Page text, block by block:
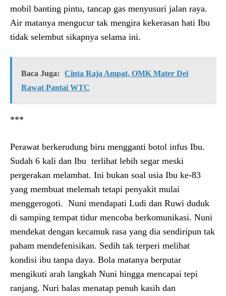
mobil banting pintu, tancap gas menyusuri jalan raya.
Air matanya mengucur tak mengira kekerasan hati Ibu
tidak selembut sikapnya selama ini.
Baca Juga:
Cinta Raja Ampat, OMK Mater Dei
Rawat Pantai WTC
***
Perawat berkerudung biru mengganti botol infus Ibu.
Sudah 6 kali dan Ibu terlihat lebih segar meski
pergerakan melambat. Ini bukan soal usia Ibu ke-83
yang membuat melemah tetapi penyakit mulai
menggerogoti. Nuni mendapati Ludi dan Ruwi duduk
di samping tempat tidur mencoba berkomunikasi. Nuni
mendekat dengan kecamuk rasa yang dia sendiripun tak
paham mendefenisikan. Sedih tak terperi melihat
kondisi ibu tanpa daya. Bola matanya berputar
mengikuti arah langkah Nuni hingga mencapai tepi
ranjang. Nuri balas menatap penuh kasih dan